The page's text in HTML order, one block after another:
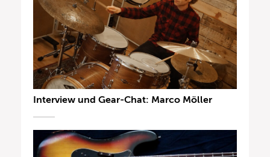
Interview und Gear-Chat: Marco Möller